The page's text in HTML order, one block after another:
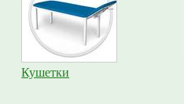
Кушетки